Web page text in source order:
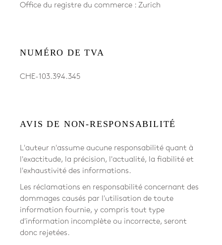
Office du registre du commerce : Zurich
NUMÉRO DE TVA
CHE-103.394.345
AVIS DE NON-RESPONSABILITÉ
L'auteur n'assume aucune responsabilité quant à
l'exactitude, la précision, l'actualité, la fiabilité et
l'exhaustivité des informations.
Les réclamations en responsabilité concernant des
dommages causés par l'utilisation de toute
information fournie, y compris tout type
d'information incomplète ou incorrecte, seront
donc rejetées.